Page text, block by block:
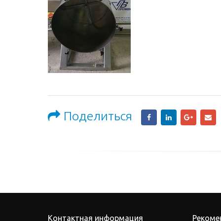
Поделиться
Контактная информация